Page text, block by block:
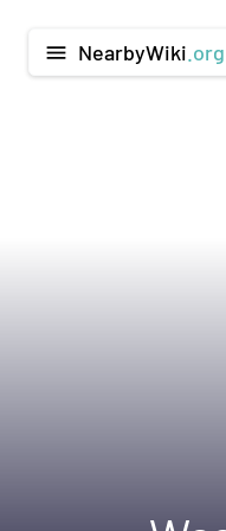
menu NearbyWiki .org